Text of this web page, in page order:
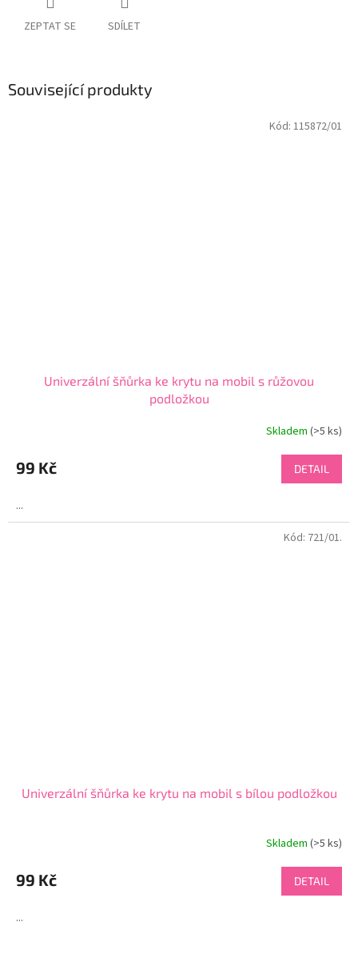
ZEPTAT SE SDÍLET
Související produkty
Univerzální šňůrka ke krytu na mobil s růžovou
podložkou
Skladem (>5 ks)
99 Kč DETAIL
...
Kód: 115872/01
Univerzální šňůrka ke krytu na mobil s bílou podložkou
Skladem (>5 ks)
99 Kč DETAIL
...
Kód: 721/01.